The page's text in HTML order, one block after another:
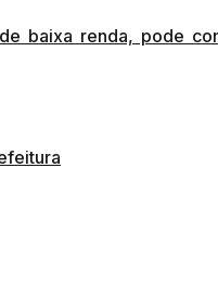
baixa renda, pode